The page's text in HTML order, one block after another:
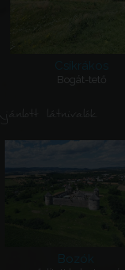
Csíkrákos
Bogát-tető
látnivalók
Bozók